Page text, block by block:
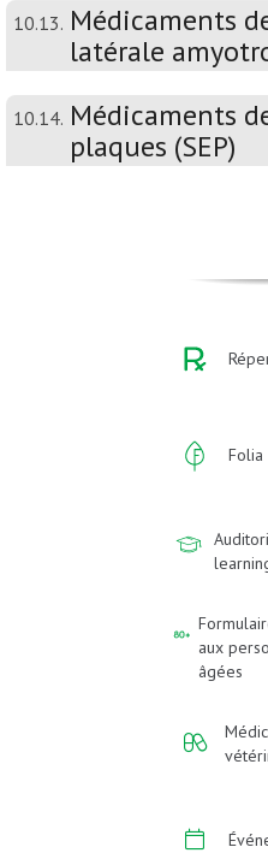
10.13. Médicaments
latérale
10.14. Médicaments
plaques (SEP)
Folia
aux
âgées